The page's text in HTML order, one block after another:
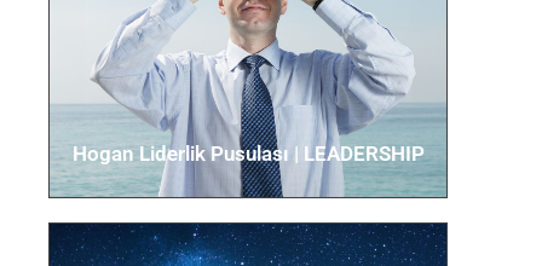
Hogan Liderlik Pusulası​ | LEADERSHIP
Liderlik yolunda yürüyen
çalışanların daha etkin olmalarını,
etkin liderlerin de kendilerini
göstermelerine olanak sağlar.
Detaylar için tıklayın